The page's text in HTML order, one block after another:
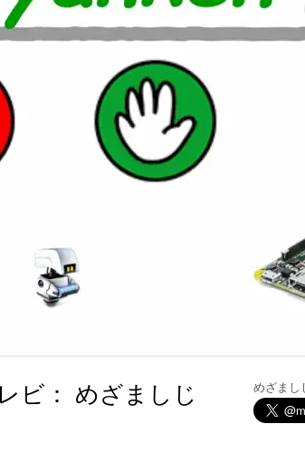
室温上昇でパソコンシャットダ
LINE通知
電車遅延情報をGOOGLE HOME
NOTIFIERでアナウンス
他の部屋に連絡-BY-GOOGLE-
NOTIFIER
雨が降り出す前に通知②ピン
NATUREREMOAPIで蓄積する
ビ： めざましじ
メ
めざまし